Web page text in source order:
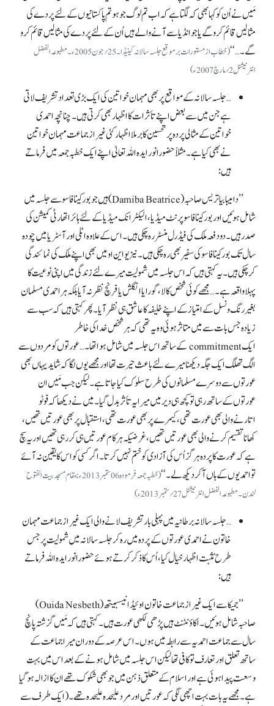
مَیں نے اُن کو کہا بھی کہ لگتا ہے کہ اب تم لوگ جو ہو تم پاکستانیوں کے لئے پردے کی
مثالیں قائم کروگے یا جو انڈیا سے آنے والے ہیں اُن کے لئے پردے کی مثالیں قائم کرو
گے۔ … ‘‘
(خطاب از مستورات برموقع جلسہ سالانہ کینیڈا۔ 25 ؍جون 2005ء۔ مطبوعہ الفضل
انٹرنیشنل 2؍مارچ 2007ء)
… جلسہ سالانہ کے مواقع پر بھی مہمان خواتین کی ایک بڑی تعداد تشریف لاتی
ہے جن میں سے بعض اپنے تأثرات کا اظہار بھی کرتی ہیں۔ چنانچہ احمدی
خواتین کے مثالی پردہ پر تحسین کا برملا اظہار کئی غیرازجماعت مہمان خواتین
نے بھی کیا ہے۔ مثلاً حضورانور ایدہ اللہ تعالیٰ اپنے ایک خطبہ جمعہ میں فرماتے
ہیں :
’’دامیبا بیاتریس صاحبہ(Damiba Beatrice) ہیں جو بورکینا فاسو سے جلسہ میں
شامل ہوئیں اور بورکینا فاسو پرنٹ میڈیا، الیکٹرانک میڈیا کے لئے ہائراتھارٹی کمیشن کی
صدر ہیں۔ دو دفعہ ملک کی فیڈرل منسٹر رہ چکی ہیں۔ اس کے علاوہ اٹلی اور آسٹریا میں چودہ
سال تک بورکینا فاسو کی سفیر بھی رہ چکی ہیں۔ نیز یو این او میں بھی اپنے ملک کی نمائندگی
کر چکی ہیں۔ یہ کہتی ہیں کہ اس جلسہ میں شمولیت میرے لئے زندگی میں اپنی نوعیت کا
پہلا واقعہ ہے۔ … مجھے کوئی شخص کالا، گورا یا انگلش یا فرنچ نظر نہ آیا بلکہ ہر احمدی مسلمان
بغیر رنگ و نسل کے امتیاز کے اپنے خلیفہ کا عاشق ہی نظر آیا۔ پھر کہتی ہیں کہ سب سے
زیادہ جس بات سے میں متاثر ہوئی وہ یہ تھی کہ ہر شخص خدا کی خاطر
ایک commitment کے ساتھ اس جلسہ میں شامل ہوا تھا۔ … عورتوں کو مردوں سے
الگ تھلگ ایک جگہ دیکھنا میرے لئے باعث حیرت تھا اور مجھے یوں لگا کہ شاید یہاں بھی
عورتوں سے دوسرے مسلمانوں کی طرح سلوک کیا جاتا ہے۔ لیکن جب مَیں ان
عورتوں کے ساتھ رہی تو کچھ ہی دیر میں میرا یہ تأثر بدل گیا۔ میں نے دیکھا کہ فوٹو
اتارنے والی بھی عورت تھی، کیمرے پر بھی عورت تھی، استقبال پر بھی عورتیں تھیں،
کھانا تقسیم کرنے والی بھی عورتیں تھیں، غرضیکہ ہر کام عورتیں ہی کررہی تھیں اور یہ سچ
ہے کہ عورت کا پردہ ہرگز اُس کی آزادی کو ختم نہیں کرتا۔ اگر کسی کو اس کا یقین نہ آئے
تو احمدیوں کے ہاں آ کر دیکھ لے۔ ‘‘
(خطبہ جمعہ فرمودہ 06ستمبر 2013ء بمقام مسجدبیت الفتوح
لندن۔ مطبوعہ الفضل انٹرنیشنل 27؍ستمبر 2013ء)
…جلسہ سالانہ برطانیہ میں پہلی بار تشریف لانے والی ایک غیرازجماعت مہمان
خاتون نے احمدی عورتوں کے پردہ میں رہ کر جلسہ سالانہ میں شمولیت پر جس
طرح مُثبت اظہار خیال کیا، اُس کا ذکر کرتے ہوئے حضورانور ایدہ اللہ فرماتے
ہیں :
’’جمیکا سے ایک غیرازجماعت خاتون اوئیڈا نیسبیتھ(Ouida Nesbeth)
صاحبہ شامل ہوئیں۔ اکاؤنٹنٹ ہیں پڑھی لکھی عورت ہیں۔ کہتی ہیں کہ مَیں گزشتہ پانچ
سال سے جماعت احمدیہ سے رابطہ میں ہوں۔ اس عرصہ کے دوران میرا جماعت کے
ساتھ تعلق اور تعارف تو کافی تھا لیکن اس جلسہ میں شامل ہونے کے بعد اس میں بہت
وسعت پیدا ہوئی ہے اور اسلام کے متعلق ذہن میں جو بھی شکوک تھے ان کا ازالہ ہو گیا
ہے۔ مجھے یہ بات بہت اچھی لگی کہ عورتیں اور مرد علیحدہ علیحدہ تھے۔ (ایک طرف سے